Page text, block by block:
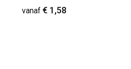
vanaf € 1,58